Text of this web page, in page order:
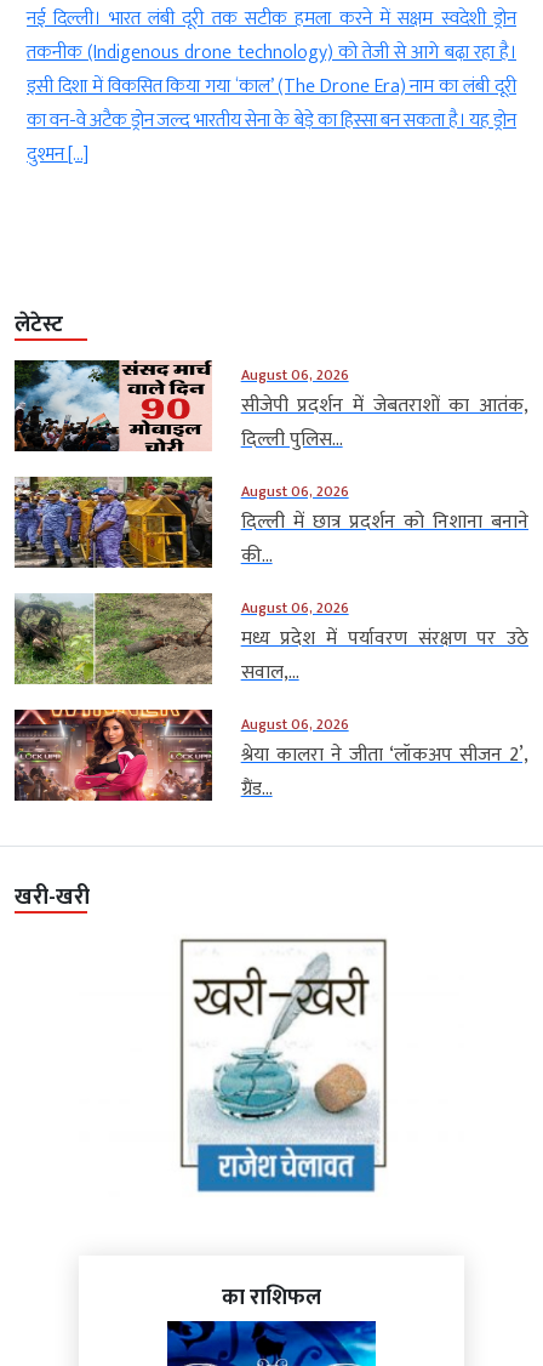
भारत लंबी दूरी तक सटीक हमला करने में सक्षम स्वदेशी ड्रोन
(Indigenous drone technology) को तेजी से आगे बढ़ा रहा है।
दिशा में विकसित किया गया ‘काल’ (The Drone Era) नाम का लंबी दूरी
वे अटैक ड्रोन जल्द भारतीय सेना के बेड़े का हिस्सा बन सकता है। यह ड्रोन
[…]
ग्राफ
लेटेस्ट
August 06, 2026
सीजेपी प्रदर्शन में जेबतराशों का आतंक,
दिल्ली पुलिस...
August 06, 2026
दिल्ली में छात्र प्रदर्शन को निशाना बनाने
की...
August 06, 2026
मध्य प्रदेश में पर्यावरण संरक्षण पर उठे
सवाल,...
August 06, 2026
श्रेया कालरा ने जीता ‘लॉकअप सीजन 2’,
ग्रैंड...
खरी-खरी
का राशिफल